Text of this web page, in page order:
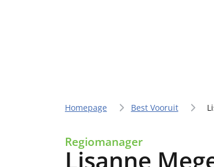
Homepage Best Vooruit
Regiomanager
Lisanne